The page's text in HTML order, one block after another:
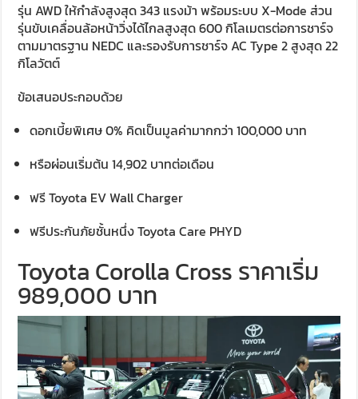
รุ่น AWD ให้กำลังสูงสุด 343 แรงม้า พร้อมระบบ X-Mode ส่วน
รุ่นขับเคลื่อนล้อหน้าวิ่งได้ไกลสูงสุด 600 กิโลเมตรต่อการชาร์จ
ตามมาตรฐาน NEDC และรองรับการชาร์จ AC Type 2 สูงสุด 22
กิโลวัตต์
ข้อเสนอประกอบด้วย
ดอกเบี้ยพิเศษ 0% คิดเป็นมูลค่ามากกว่า 100,000 บาท
หรือผ่อนเริ่มต้น 14,902 บาทต่อเดือน
ฟรี Toyota EV Wall Charger
ฟรีประกันภัยชั้นหนึ่ง Toyota Care PHYD
Toyota Corolla Cross ราคาเริ่ม
989,000 บาท